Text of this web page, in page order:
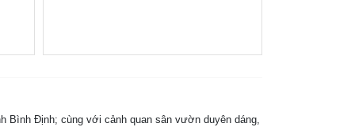
Bình Định; cùng với cảnh quan sân vườn duyên dáng,